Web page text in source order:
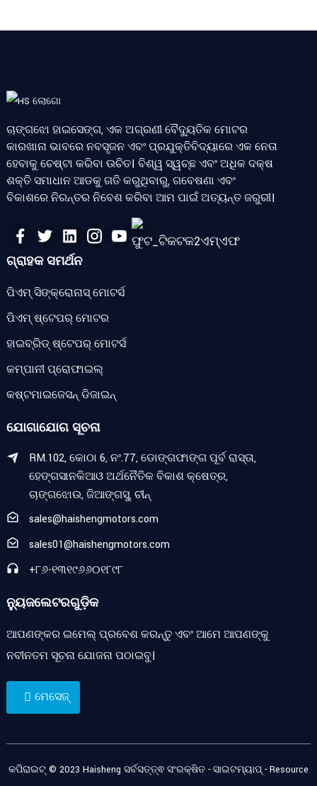
ଚାଙ୍ଗଝୋ ହାଇସେଙ୍ଗ, ଏକ ଅଗ୍ରଣୀ ବୈଦ୍ୟୁତିକ ମୋଟର
କାରଖାନା ଭାବରେ ନବସୃଜନ ଏବଂ ପ୍ରଯୁକ୍ତିବିଦ୍ୟାରେ ଏକ ନେତା
ହେବାକୁ ଚେଷ୍ଟା କରିବା ଉଚିତ। ବିଶ୍ୱ ସ୍ୱଚ୍ଛ ଏବଂ ଅଧିକ ଦକ୍ଷ
ଶକ୍ତି ସମାଧାନ ଆଡକୁ ଗତି କରୁଥିବାରୁ, ଗବେଷଣା ଏବଂ
ବିକାଶରେ ନିରନ୍ତର ନିବେଶ କରିବା ଆମ ପାଇଁ ଅତ୍ୟନ୍ତ ଜରୁରୀ।
ଗ୍ରାହକ ସମର୍ଥନ
ପିଏମ୍ ସିଙ୍କ୍ରୋନାସ୍ ମୋଟର୍ସ
ପିଏମ୍ ଷ୍ଟେପର୍ ମୋଟର
ହାଇବ୍ରିଡ୍ ଷ୍ଟେପର୍ ମୋଟର୍ସ
କମ୍ପାନୀ ପ୍ରୋଫାଇଲ୍
କଷ୍ଟମାଇଜେସନ୍ ଡିଜାଇନ୍
ଯୋଗାଯୋଗ ସୂଚନା
RM.102, କୋଠା 6, ନଂ.77, ଡୋଙ୍ଗଫାଙ୍ଗ ପୂର୍ବ ରାସ୍ତା,
ହେଙ୍ଗସାନକିଆଓ ଅର୍ଥନୈତିକ ବିକାଶ କ୍ଷେତ୍ର,
ଚାଙ୍ଗଝୋଉ, ଜିଆଙ୍ଗସୁ, ଚୀନ୍
sales@haishengmotors.com
sales01@haishengmotors.com
+୮୬-୧୩୧୯୬୬୦୧୮୯୮
ନ୍ୟୁଜଲେଟରଗୁଡ଼ିକ
ଆପଣଙ୍କର ଇମେଲ୍ ପ୍ରବେଶ କରନ୍ତୁ ଏବଂ ଆମେ ଆପଣଙ୍କୁ
ନବୀନତମ ସୂଚନା ଯୋଜନା ପଠାଇବୁ।
ମେସେଜ୍
କପିରାଇଟ୍ © 2023 Haisheng ସର୍ବସତ୍ତ୍ଵ ସଂରକ୍ଷିତ -ସାଇଟମ୍ୟାପ୍-Resource